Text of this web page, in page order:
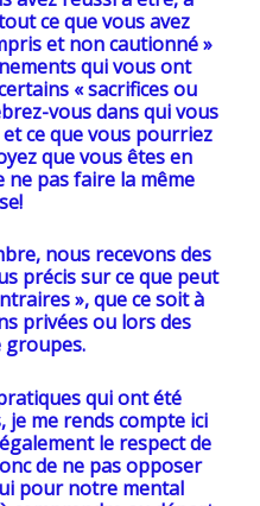
ce que vous avez
et non cautionné »
qui vous ont
« sacrifices ou
vous dans qui vous
ce que vous pourriez
que vous êtes en
ne pas faire la même
nous recevons des
précis sur ce que peut
», que ce soit à
privées ou lors des
groupes.
qui ont été
je me rends compte ici
le respect de
de ne pas opposer
pour notre mental